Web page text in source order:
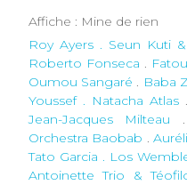
Affiche : Mine de rien
Roy Ayers . Seun Kuti
Roberto Fonseca .
Oumou Sangaré . Baba
Youssef . Natacha Atlas .
Jean-Jacques Milteau
Orchestra Baobab .
Tato Garcia . Los
Antoinette Trio &